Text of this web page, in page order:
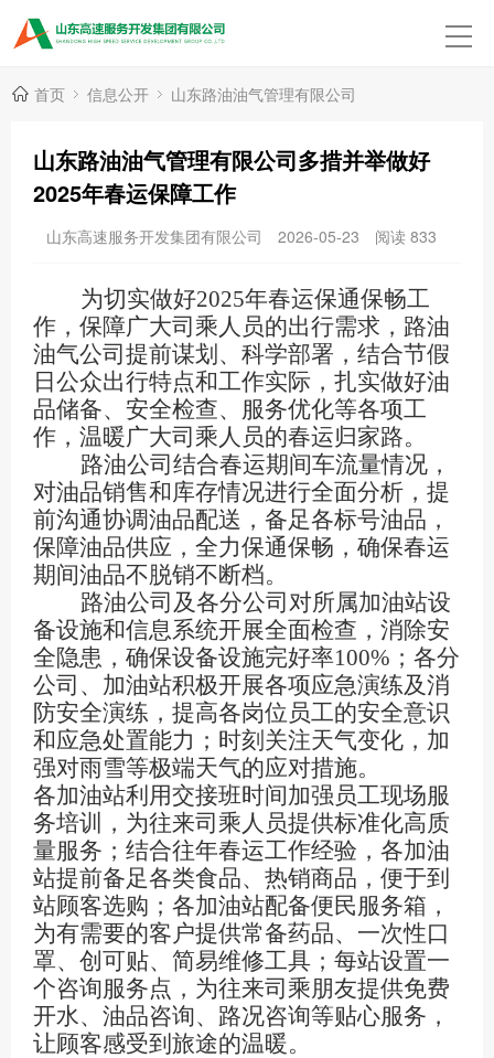
首页 信息公开 山东路油油气管理有限公司
山东路油油气管理有限公司多措并举做好
2025年春运保障工作
山东高速服务开发集团有限公司 2026-05-23 阅读 833
为切实做好2025年春运保通保畅工
作，保障广大司乘人员的出行需求，路油
油气公司提前谋划、科学部署，结合节假
日公众出行特点和工作实际，扎实做好油
品储备、安全检查、服务优化等各项工
作，温暖广大司乘人员的春运归家路。
路油公司结合春运期间车流量情况，
对油品销售和库存情况进行全面分析，提
前沟通协调油品配送，备足各标号油品，
保障油品供应，全力保通保畅，确保春运
期间油品不脱销不断档。
路油公司及各分公司对所属加油站设
备设施和信息系统开展全面检查，消除安
全隐患，确保设备设施完好率100%；各分
公司、加油站积极开展各项应急演练及消
防安全演练，提高各岗位员工的安全意识
和应急处置能力；时刻关注天气变化，加
强对雨雪等极端天气的应对措施。
各加油站利用交接班时间加强员工现场服
务培训，为往来司乘人员提供标准化高质
量服务；结合往年春运工作经验，各加油
站提前备足各类食品、热销商品，便于到
站顾客选购；各加油站配备便民服务箱，
为有需要的客户提供常备药品、一次性口
罩、创可贴、简易维修工具；每站设置一
个咨询服务点，为往来司乘朋友提供免费
开水、油品咨询、路况咨询等贴心服务，
让顾客感受到旅途的温暖。